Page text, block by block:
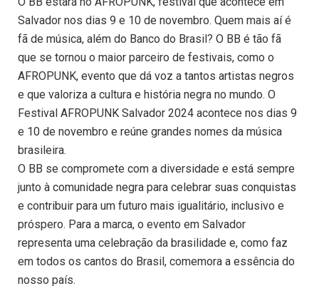
Salvador nos dias 9 e 10 de novembro. Quem mais aí é
fã de música, além do Banco do Brasil? O BB é tão fã
que se tornou o maior parceiro de festivais, como o
AFROPUNK, evento que dá voz a tantos artistas negros
e que valoriza a cultura e história negra no mundo. O
Festival AFROPUNK Salvador 2024 acontece nos dias 9
e 10 de novembro e reúne grandes nomes da música
brasileira.
O BB se compromete com a diversidade e está sempre
junto à comunidade negra para celebrar suas conquistas
e contribuir para um futuro mais igualitário, inclusivo e
próspero. Para a marca, o evento em Salvador
representa uma celebração da brasilidade e, como faz
em todos os cantos do Brasil, comemora a essência do
nosso país.